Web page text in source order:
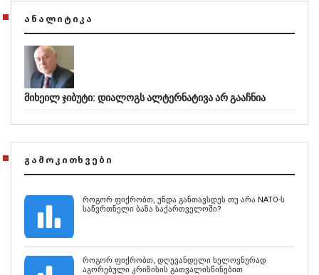
ᲐᲜᲐᲚᲘᲢᲘᲙᲐ
მიხეილ ჯიბუტი: დიალოგს ალტერნატივა არ გააჩნია
ᲒᲐᲛᲝᲙᲘᲗᲮᲕᲔᲑᲘ
როგორ ფიქრობთ, უნდა განთავსდეს თუ არა NATO-ს
საწვრთნელი ბაზა საქართველოში?
როგორ ფიქრობთ, დღევანდელი ხელოვნურად
აგორებული კრიზისის გათვალისწინებით